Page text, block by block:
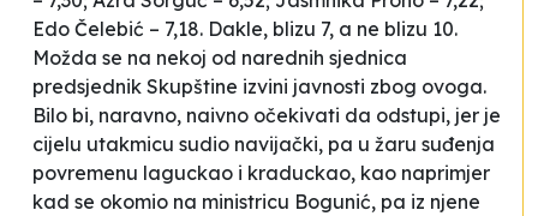
Edo Čelebić – 7,18. Dakle, blizu 7, a ne blizu 10.
Možda se na nekoj od narednih sjednica
predsjednik Skupštine izvini javnosti zbog ovoga.
Bilo bi, naravno, naivno očekivati da odstupi, jer je
cijelu utakmicu sudio navijački, pa u žaru suđenja
povremenu laguckao i kraduckao, kao naprimjer
kad se okomio na ministricu Bogunić, pa iz njene